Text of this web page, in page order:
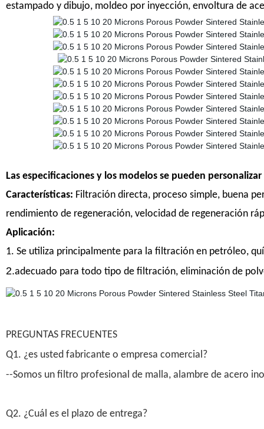
estampado y dibujo, moldeo por inyección, envoltura de
Las especificaciones y los modelos se pueden
Características: Filtración directa, proceso simple, buena
rendimiento de regeneración, velocidad de regeneración
Aplicación:
1. Se utiliza principalmente para la filtración en petróleo,
2.adecuado para todo tipo de filtración, eliminación de
PREGUNTAS FRECUENTES
Q1. ¿es usted fabricante o empresa comercial?
--Somos un filtro profesional de malla, alambre de acero
Q2. ¿Cuál es el plazo de entrega?